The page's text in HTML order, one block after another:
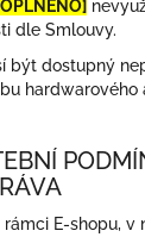
dle Smlouvy.
být dostupný
hardwarového
E-shopu, v